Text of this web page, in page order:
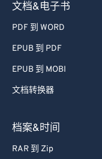
文档&电子书
PDF 到 WORD
EPUB 到 PDF
EPUB 到 MOBI
文档转换器
档案&时间
RAR 到 Zip